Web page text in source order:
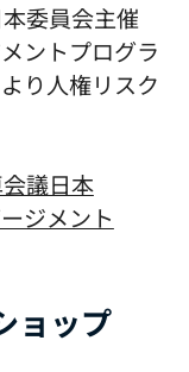
委員会主催
ントプログラ
り人権リスク
議日本
ジメント
ョップ